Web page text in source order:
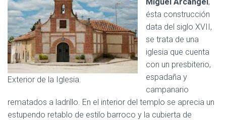
Exterior de la Iglesia.
ésta construcción
data del siglo XVII,
se trata de una
iglesia que cuenta
con un presbiterio,
espadaña y
campanario
rematados a ladrillo. En el interior del templo se aprecia un
estupendo retablo de estilo barroco y la cubierta de